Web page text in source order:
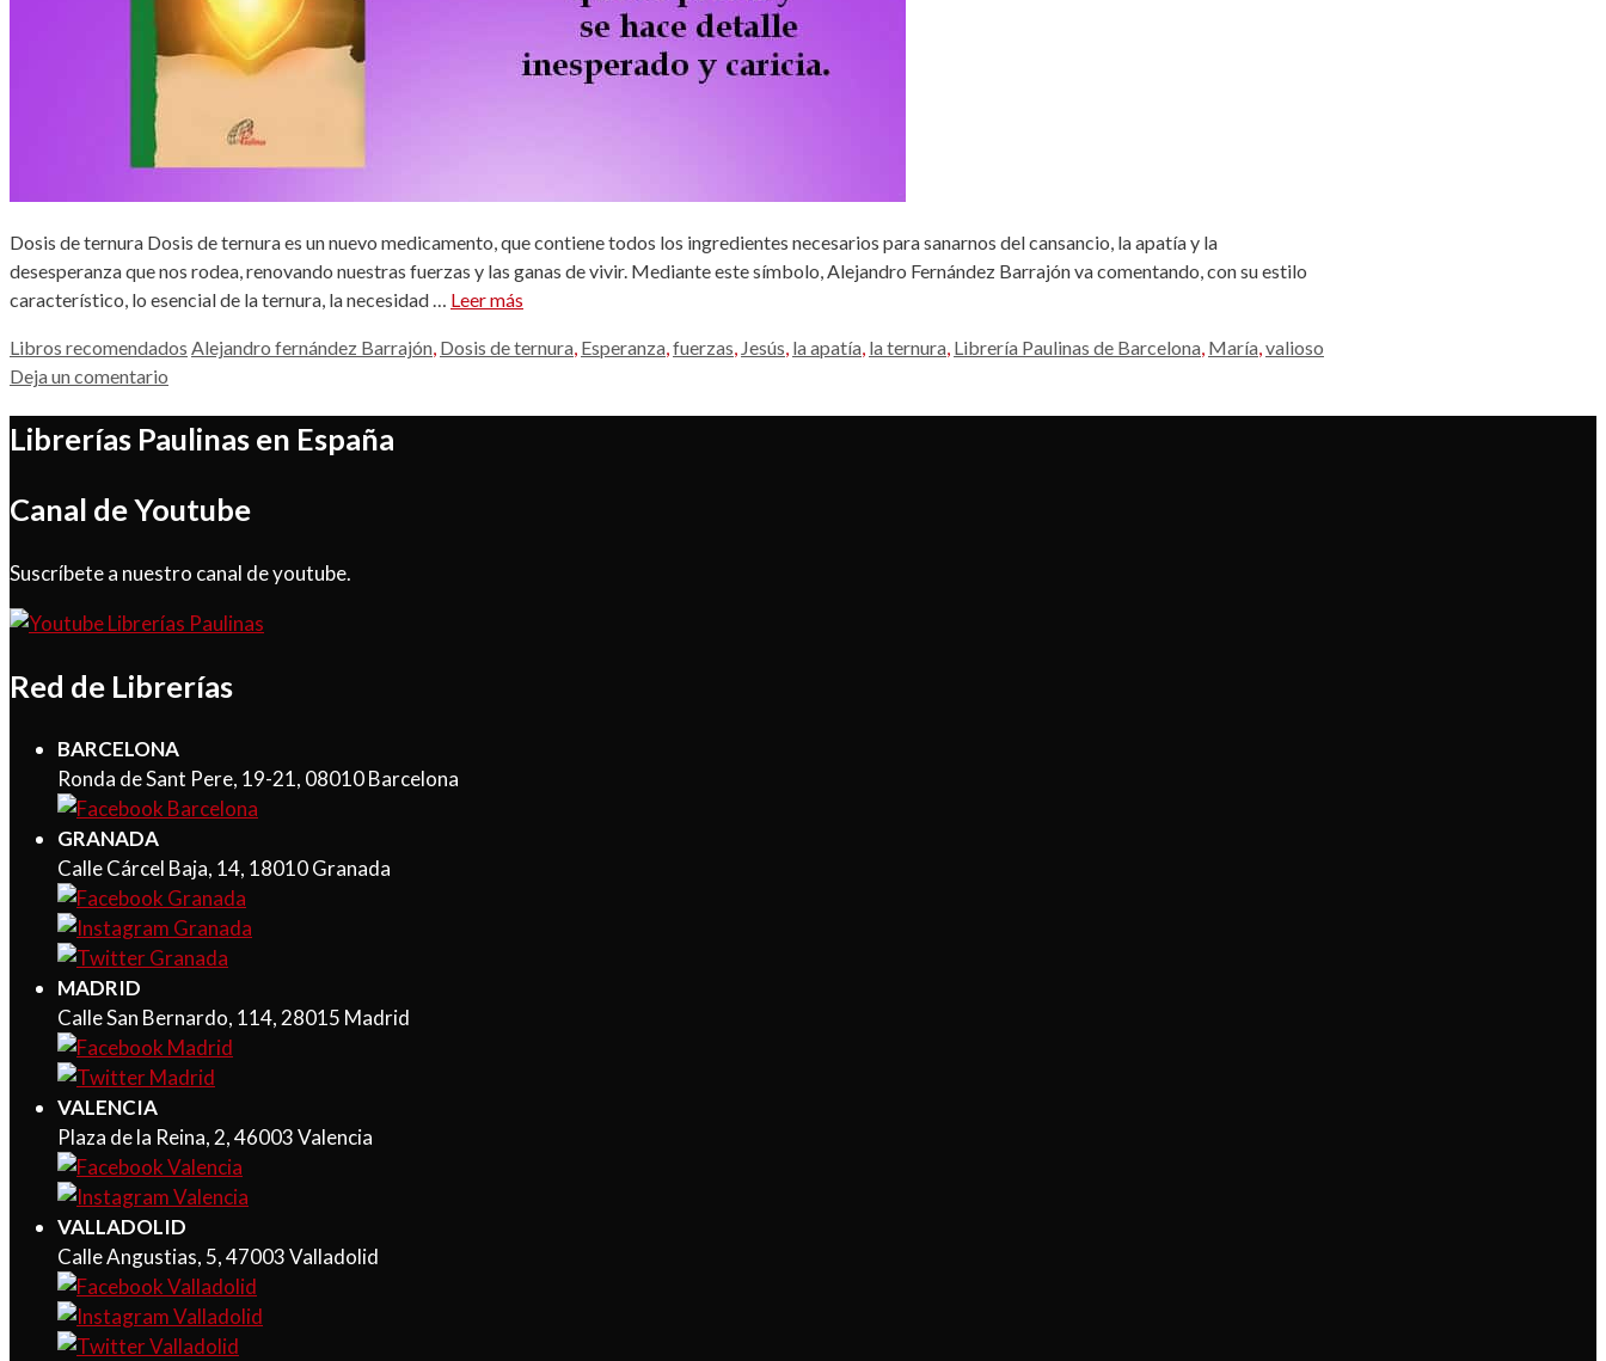
Dosis de ternura Dosis de ternura es un nuevo medicamento, que contiene todos los ingredientes necesarios para sanarnos del cansancio, la apatía y la
desesperanza que nos rodea, renovando nuestras fuerzas y las ganas de vivir. Mediante este símbolo, Alejandro Fernández Barrajón va comentando, con su estilo
característico, lo esencial de la ternura, la necesidad … Leer más
Categorías
Libros recomendados Etiquetas
Alejandro fernández Barrajón, Dosis de ternura, Esperanza,fuerzas, Jesús, la apatía, la ternura, Librería Paulinas de Barcelona, María,valioso
Deja un comentario
Librerías Paulinas en España
Canal de Youtube
Suscríbete a nuestro canal de youtube.
Red de Librerías
BARCELONA
Ronda de Sant Pere, 19-21, 08010 Barcelona
GRANADA
Calle Cárcel Baja, 14, 18010 Granada
MADRID
Calle San Bernardo, 114, 28015 Madrid
VALENCIA
Plaza de la Reina, 2, 46003 Valencia
VALLADOLID
Calle Angustias, 5, 47003 Valladolid